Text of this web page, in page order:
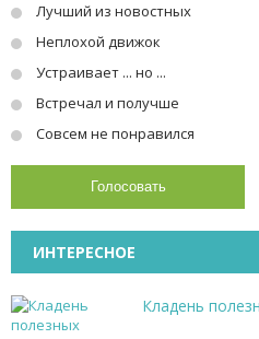
Лучший из новостных
Неплохой движок
Устраивает ... но ...
Встречал и получше
Совсем не понравился
Голосовать
ИНТЕРЕСНОЕ
Кладень